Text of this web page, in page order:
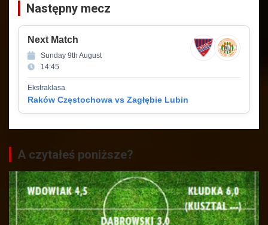
Następny mecz
Next Match
Sunday 9th August
14:45
Ekstraklasa
Raków Częstochowa vs Zagłębie Lubin
A czytałeś poniższe?